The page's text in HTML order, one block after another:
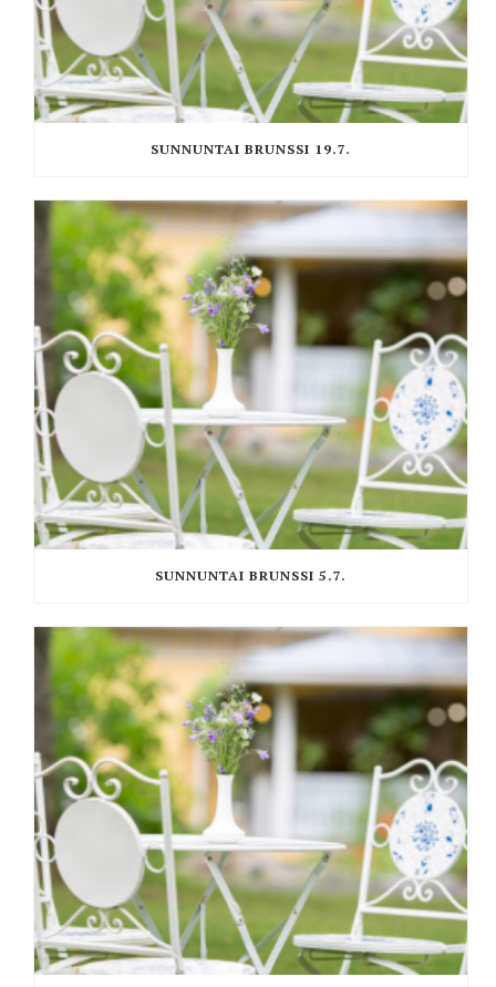
SUNNUNTAI BRUNSSI 19.7.
SUNNUNTAI BRUNSSI 5.7.